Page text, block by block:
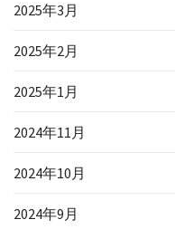
2025年3月
2025年2月
2025年1月
2024年11月
2024年10月
2024年9月